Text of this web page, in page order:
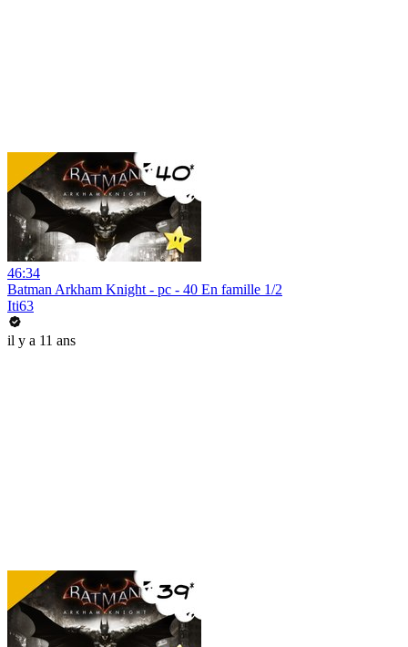
46:34
Batman Arkham Knight - pc - 40 En famille 1/2
Iti63
il y a 11 ans